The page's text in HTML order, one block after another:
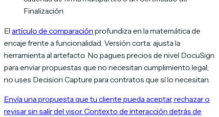
Finalización
El artículo de comparación profundiza en la matemática de
encaje frente a funcionalidad. Versión corta: ajusta la
herramienta al artefacto. No pagues precios de nivel DocuSign
para enviar propuestas que no necesitan cumplimiento legal;
no uses Decision Capture para contratos que sí lo necesitan.
Envía una propuesta que tu cliente pueda aceptar, rechazar o
revisar sin salir del visor. Contexto de interacción detrás de